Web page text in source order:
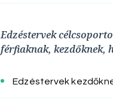
Edzéstervek
férfiaknak, kezdőknek,
Edzéstervek